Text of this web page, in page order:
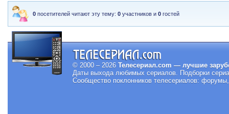
0 посетителей читают эту тему:0 участников и0 гостей
© 2000 – 2026 Телесериал.com — лучшие
Даты выхода любимых сериалов. Подборки
Сообщество поклонников телесериалов: